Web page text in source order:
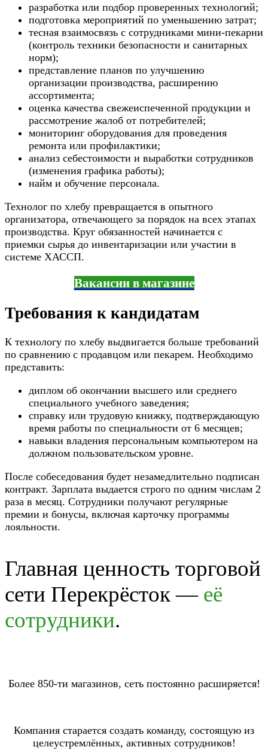
разработка или подбор проверенных технологий;
подготовка мероприятий по уменьшению затрат;
тесная взаимосвязь с сотрудниками мини-пекарни
(контроль техники безопасности и санитарных
норм);
представление планов по улучшению
организации производства, расширению
ассортимента;
оценка качества свежеиспеченной продукции и
рассмотрение жалоб от потребителей;
мониторинг оборудования для проведения
ремонта или профилактики;
анализ себестоимости и выработки сотрудников
(изменения графика работы);
найм и обучение персонала.
Технолог по хлебу превращается в опытного
организатора, отвечающего за порядок на всех этапах
производства. Круг обязанностей начинается с
приемки сырья до инвентаризации или участии в
системе ХАССП.
Вакансии в магазине
Требования к кандидатам
К технологу по хлебу выдвигается больше требований
по сравнению с продавцом или пекарем. Необходимо
представить:
диплом об окончании высшего или среднего
специального учебного заведения;
справку или трудовую книжку, подтверждающую
время работы по специальности от 6 месяцев;
навыки владения персональным компьютером на
должном пользовательском уровне.
После собеседования будет незамедлительно подписан
контракт. Зарплата выдается строго по одним числам 2
раза в месяц. Сотрудники получают регулярные
премии и бонусы, включая карточку программы
лояльности.
Главная ценность торговой
сети Перекрёсток — её
сотрудники.
Более 850-ти магазинов, сеть постоянно расширяется!
Компания старается создать команду, состоящую из
целеустремлённых, активных сотрудников!